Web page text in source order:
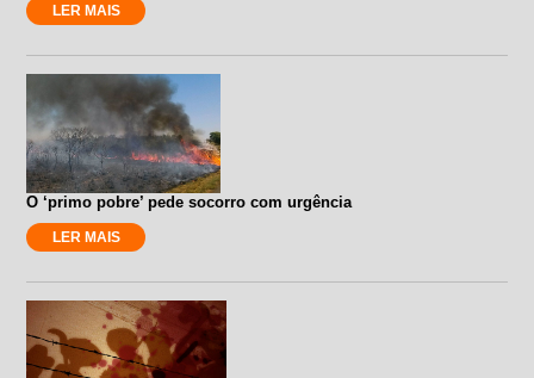
LER MAIS
O ‘primo pobre’ pede socorro com urgência
LER MAIS